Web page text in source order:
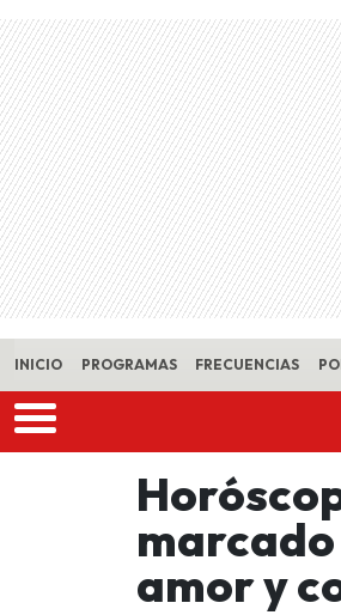
Skip to main content
INICIO PROGRAMAS FRECUENCIAS
amor y